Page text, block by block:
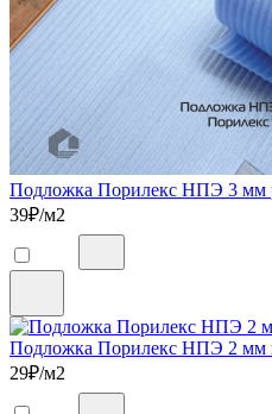
Подложка Порилекс НПЭ 3 мм
39₽/м2
Подложка Порилекс НПЭ 2 мм
29₽/м2